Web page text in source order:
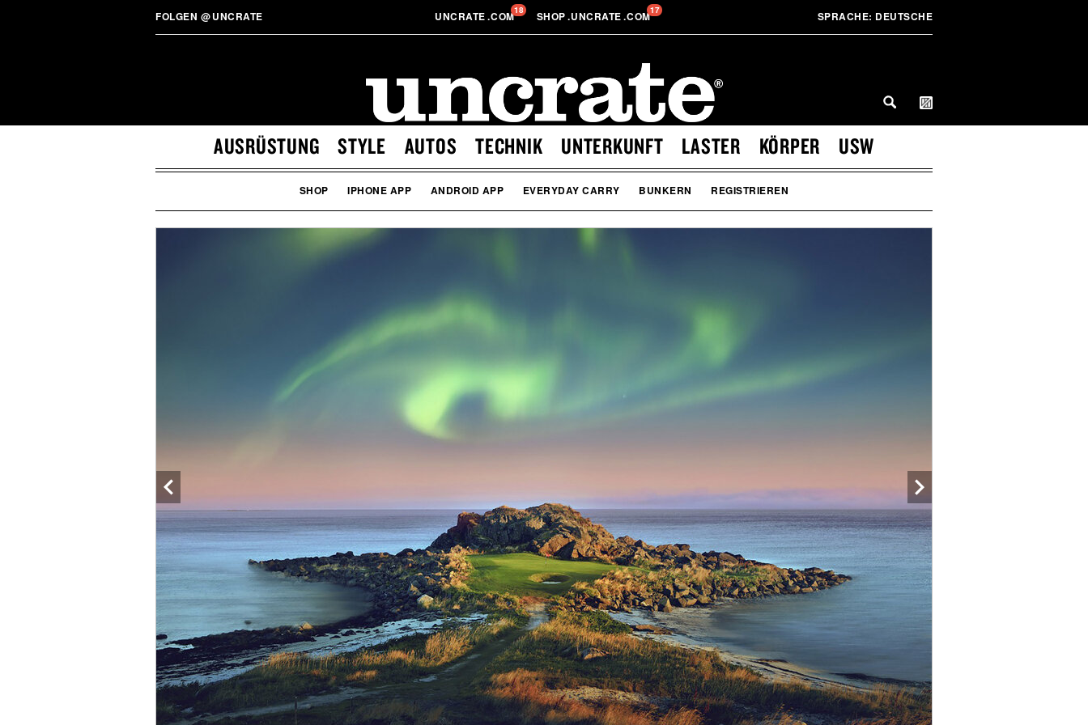
FOLGEN @UNCRATE UNCRATE.COM18 SHOP.UNCRATE.COM17 SPRACHE: DEUTSCHE
AUSRÜSTUNG STYLE AUTOS TECHNIK UNTERKUNFT LASTER KÖRPER USW
SHOP IPHONE APP ANDROID APP EVERYDAY CARRY BUNKERN REGISTRIEREN